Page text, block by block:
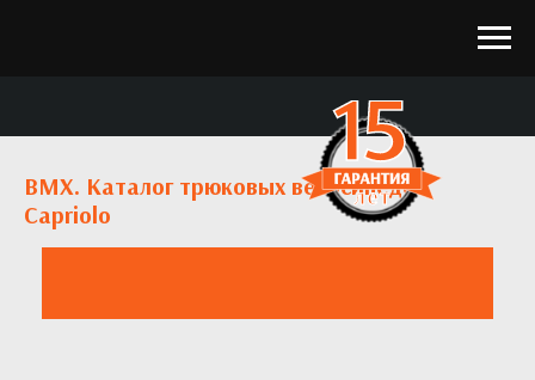
BMX. Каталог трюковых велосипедов
Capriolo